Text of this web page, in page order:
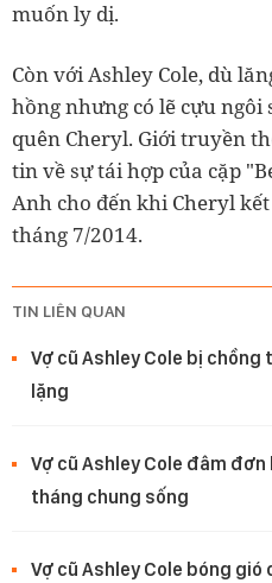
muốn ly dị.
Còn với Ashley Cole, dù
hồng nhưng có lẽ cựu ngôi
quên Cheryl. Giới truyền
tin về sự tái hợp của cặp
Anh cho đến khi Cheryl
tháng 7/2014.
TIN LIÊN QUAN
Vợ cũ Ashley Cole bị
lặng
Vợ cũ Ashley Cole đâm đơn
tháng chung sống
Vợ cũ Ashley Cole bóng